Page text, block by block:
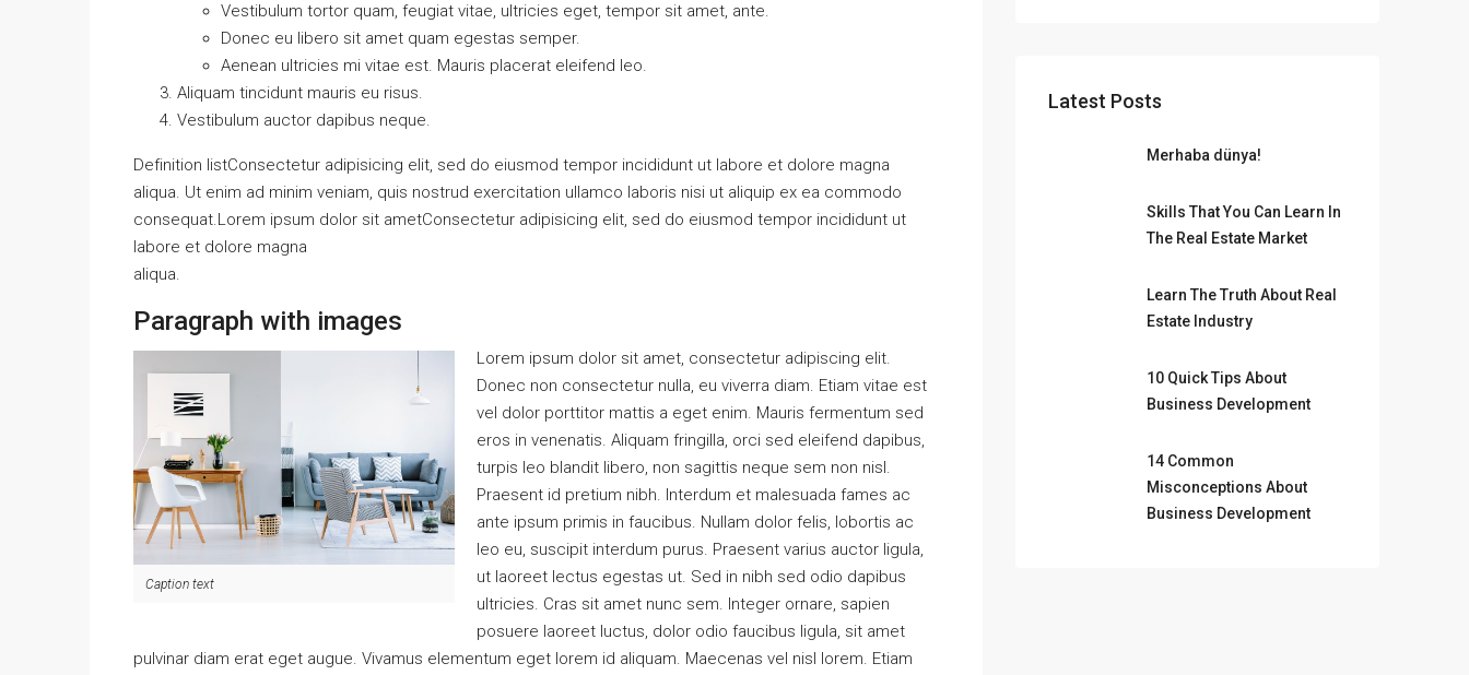
Vestibulum tortor quam, feugiat vitae, ultricies eget, tempor sit amet, ante.
Donec eu libero sit amet quam egestas semper.
Aenean ultricies mi vitae est. Mauris placerat eleifend leo.
Aliquam tincidunt mauris eu risus.
Vestibulum auctor dapibus neque.
Definition listConsectetur adipisicing elit, sed do eiusmod tempor incididunt ut labore et dolore magna
aliqua. Ut enim ad minim veniam, quis nostrud exercitation ullamco laboris nisi ut aliquip ex ea commodo
consequat.Lorem ipsum dolor sit ametConsectetur adipisicing elit, sed do eiusmod tempor incididunt ut
labore et dolore magna
aliqua.
Paragraph with images
Caption text
Lorem ipsum dolor sit amet, consectetur adipiscing elit.
Donec non consectetur nulla, eu viverra diam. Etiam vitae est
vel dolor porttitor mattis a eget enim. Mauris fermentum sed
eros in venenatis. Aliquam fringilla, orci sed eleifend dapibus,
turpis leo blandit libero, non sagittis neque sem non nisl.
Praesent id pretium nibh. Interdum et malesuada fames ac
ante ipsum primis in faucibus. Nullam dolor felis, lobortis ac
leo eu, suscipit interdum purus. Praesent varius auctor ligula,
ut laoreet lectus egestas ut. Sed in nibh sed odio dapibus
ultricies. Cras sit amet nunc sem. Integer ornare, sapien
posuere laoreet luctus, dolor odio faucibus ligula, sit amet
pulvinar diam erat eget augue. Vivamus elementum eget lorem id aliquam. Maecenas vel nisl lorem. Etiam
Latest Posts
Merhaba dünya!
Skills That You Can Learn In
The Real Estate Market
Learn The Truth About Real
Estate Industry
10 Quick Tips About
Business Development
14 Common
Misconceptions About
Business Development